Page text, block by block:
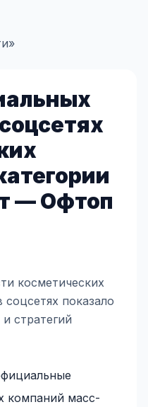
— Офтоп
косметических
показало
стратегий
компаний масс-